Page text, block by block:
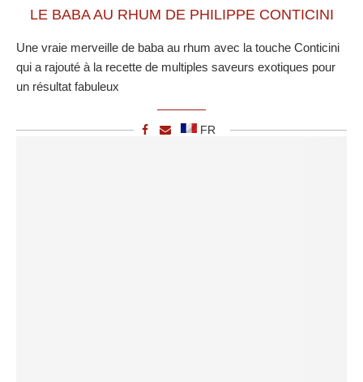
LE BABA AU RHUM DE PHILIPPE CONTICINI
Une vraie merveille de baba au rhum avec la touche Conticini
qui a rajouté à la recette de multiples saveurs exotiques pour
un résultat fabuleux
FR